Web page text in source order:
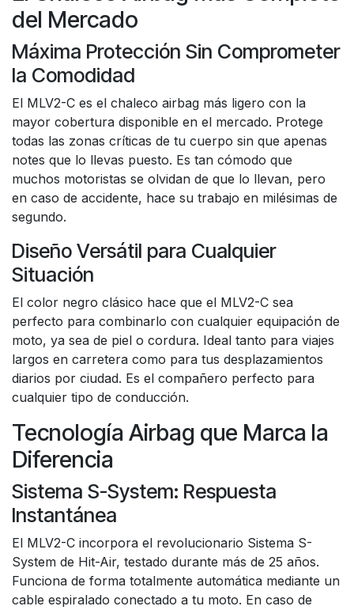
del Mercado
Máxima Protección Sin Comprometer
la Comodidad
El MLV2-C es el chaleco airbag más ligero con la
mayor cobertura disponible en el mercado. Protege
todas las zonas críticas de tu cuerpo sin que apenas
notes que lo llevas puesto. Es tan cómodo que
muchos motoristas se olvidan de que lo llevan, pero
en caso de accidente, hace su trabajo en milésimas de
segundo.
Diseño Versátil para Cualquier
Situación
El color negro clásico hace que el MLV2-C sea
perfecto para combinarlo con cualquier equipación de
moto, ya sea de piel o cordura. Ideal tanto para viajes
largos en carretera como para tus desplazamientos
diarios por ciudad. Es el compañero perfecto para
cualquier tipo de conducción.
Tecnología Airbag que Marca la
Diferencia
Sistema S-System: Respuesta
Instantánea
El MLV2-C incorpora el revolucionario Sistema S-
System de Hit-Air, testado durante más de 25 años.
Funciona de forma totalmente automática mediante un
cable espiralado conectado a tu moto. En caso de